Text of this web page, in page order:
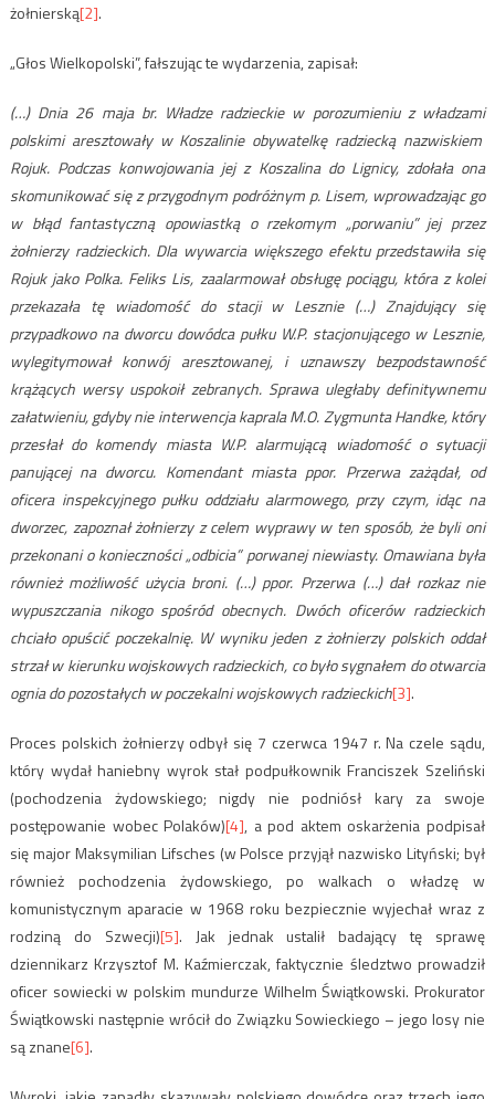
żołnierską[2].
„Głos Wielkopolski”, fałszując te wydarzenia, zapisał:
(…) Dnia 26 maja br. Władze radzieckie w porozumieniu z władzami
polskimi aresztowały w Koszalinie obywatelkę radziecką nazwiskiem
Rojuk. Podczas konwojowania jej z Koszalina do Lignicy, zdołała ona
skomunikować się z przygodnym podróżnym p. Lisem, wprowadzając go
w błąd fantastyczną opowiastką o rzekomym „porwaniu” jej przez
żołnierzy radzieckich. Dla wywarcia większego efektu przedstawiła się
Rojuk jako Polka. Feliks Lis, zaalarmował obsługę pociągu, która z kolei
przekazała tę wiadomość do stacji w Lesznie (…) Znajdujący się
przypadkowo na dworcu dowódca pułku W.P. stacjonującego w Lesznie,
wylegitymował konwój aresztowanej, i uznawszy bezpodstawność
krążących wersy uspokoił zebranych. Sprawa uległaby definitywnemu
załatwieniu, gdyby nie interwencja kaprala M.O. Zygmunta Handke, który
przesłał do komendy miasta W.P. alarmującą wiadomość o sytuacji
panującej na dworcu. Komendant miasta ppor. Przerwa zażądał, od
oficera inspekcyjnego pułku oddziału alarmowego, przy czym, idąc na
dworzec, zapoznał żołnierzy z celem wyprawy w ten sposób, że byli oni
przekonani o konieczności „odbicia” porwanej niewiasty. Omawiana była
również możliwość użycia broni. (…) ppor. Przerwa (…) dał rozkaz nie
wypuszczania nikogo spośród obecnych. Dwóch oficerów radzieckich
chciało opuścić poczekalnię. W wyniku jeden z żołnierzy polskich oddał
strzał w kierunku wojskowych radzieckich, co było sygnałem do otwarcia
ognia do pozostałych w poczekalni wojskowych radzieckich[3].
Proces polskich żołnierzy odbył się 7 czerwca 1947 r. Na czele sądu,
który wydał haniebny wyrok stał podpułkownik Franciszek Szeliński
(pochodzenia żydowskiego; nigdy nie podniósł kary za swoje
postępowanie wobec Polaków)[4], a pod aktem oskarżenia podpisał
się major Maksymilian Lifsches (w Polsce przyjął nazwisko Lityński; był
również pochodzenia żydowskiego, po walkach o władzę w
komunistycznym aparacie w 1968 roku bezpiecznie wyjechał wraz z
rodziną do Szwecji)[5]. Jak jednak ustalił badający tę sprawę
dziennikarz Krzysztof M. Kaźmierczak, faktycznie śledztwo prowadził
oficer sowiecki w polskim mundurze Wilhelm Świątkowski. Prokurator
Świątkowski następnie wrócił do Związku Sowieckiego – jego losy nie
są znane[6].